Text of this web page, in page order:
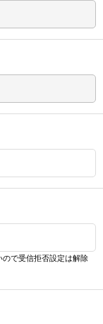
ので受信拒否設定は解除